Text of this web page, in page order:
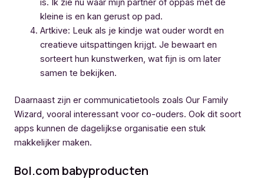
is. Ik zie nu waar mijn partner of oppas met de
kleine is en kan gerust op pad.
Artkive: Leuk als je kindje wat ouder wordt en
creatieve uitspattingen krijgt. Je bewaart en
sorteert hun kunstwerken, wat fijn is om later
samen te bekijken.
Daarnaast zijn er communicatietools zoals Our Family
Wizard, vooral interessant voor co-ouders. Ook dit soort
apps kunnen de dagelijkse organisatie een stuk
makkelijker maken.
Bol.com babyproducten